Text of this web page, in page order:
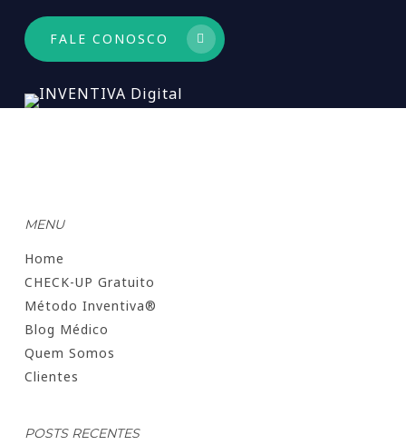
FALE CONOSCO
MENU
Home
CHECK-UP Gratuito
Método Inventiva®
Blog Médico
Quem Somos
Clientes
POSTS RECENTES